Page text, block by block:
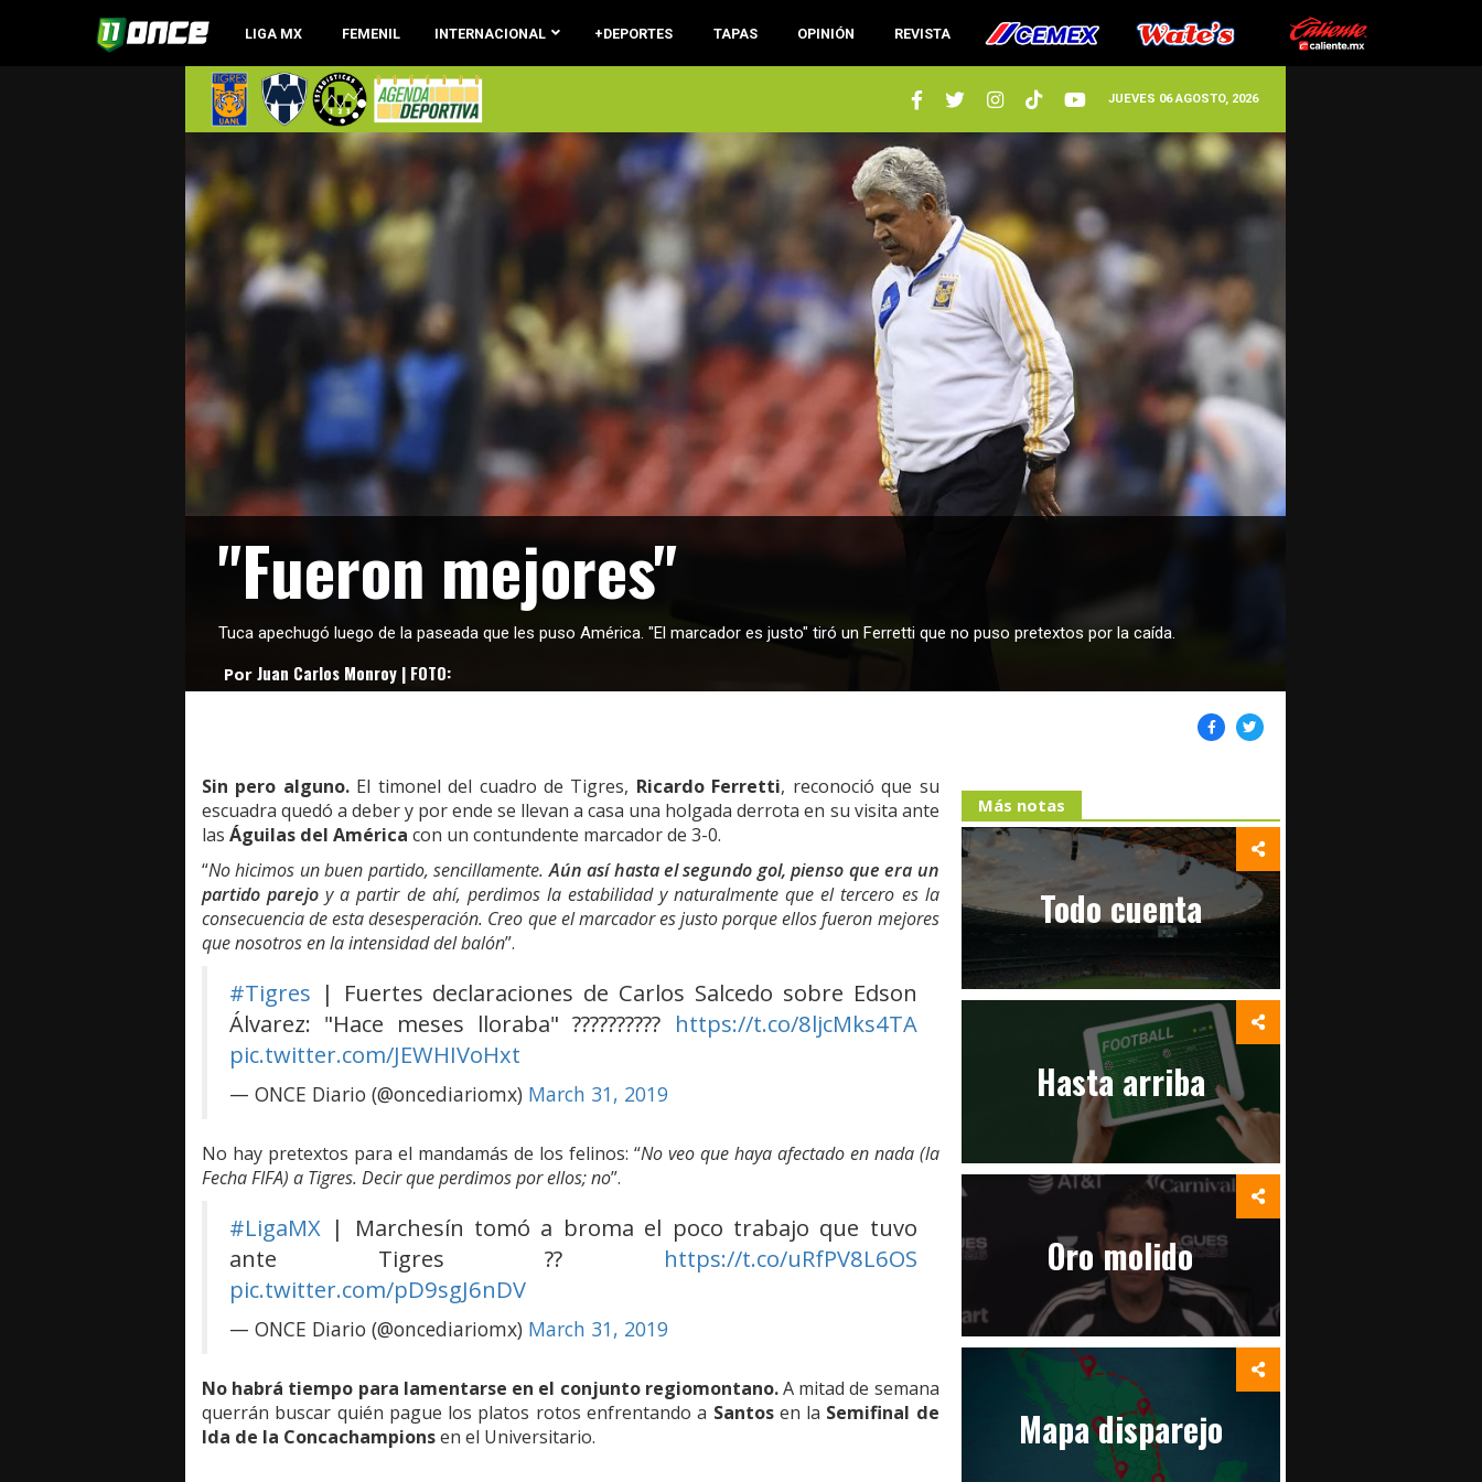
LIGA MX FEMENIL INTERNACIONAL +DEPORTES TAPAS OPINIÓN REVISTA
JUEVES 06 AGOSTO, 2026
"Fueron mejores"
Tuca apechugó luego de la paseada que les puso América. "El marcador es justo" tiró un Ferretti que no puso pretextos por la caída.
Por Juan Carlos Monroy | FOTO:
Sin pero alguno.El timonel del cuadro de Tigres, Ricardo Ferretti, reconoció que su
escuadra quedó a deber y por ende se llevan a casa una holgada derrota en su visita ante
las Águilas del América con un contundente marcador de 3-0.
“No hicimos un buen partido, sencillamente.Aún así hasta el segundo gol, pienso que era un
partido parejo y a partir de ahí, perdimos la estabilidad y naturalmente que el tercero es la
consecuencia de esta desesperación. Creo que el marcador es justo porque ellos fueron mejores
que nosotros en la intensidad del balón”.
#Tigres | Fuertes declaraciones de Carlos Salcedo sobre Edson
Álvarez: "Hace meses lloraba" ?????????? https://t.co/8ljcMks4TA
pic.twitter.com/JEWHIVoHxt
— ONCE Diario (@oncediariomx) March 31, 2019
No hay pretextos para el mandamás de los felinos: “No veo que haya afectado en nada (la
Fecha FIFA) a Tigres. Decir que perdimos por ellos; no”.
#LigaMX | Marchesín tomó a broma el poco trabajo que tuvo
ante Tigres ?? https://t.co/uRfPV8L6OS
pic.twitter.com/pD9sgJ6nDV
— ONCE Diario (@oncediariomx) March 31, 2019
No habrá tiempo para lamentarse en el conjunto regiomontano.A mitad de semana
querrán buscar quién pague los platos rotos enfrentando a Santosen la Semifinal de
Ida de la Concachampionsen el Universitario.
Más notas
Todo cuenta
Hasta arriba
Oro molido
Mapa disparejo